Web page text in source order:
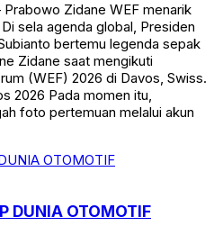
Zidane WEF menarik
sela agenda global, Presiden
bertemu legenda sepak
Zidane saat mengikuti
(WEF) 2026 di Davos, Swiss.
2026 Pada momen itu,
foto pertemuan melalui akun
DUNIA OTOMOTIF